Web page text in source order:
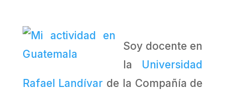
Soy docente en
la Universidad
Rafael Landívar de la Compañía de